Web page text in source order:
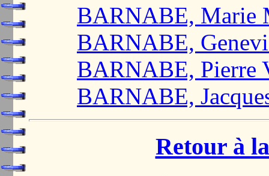
BARNABE, Marie
BARNABE,
BARNABE, Pierre
BARNABE,
Retour à